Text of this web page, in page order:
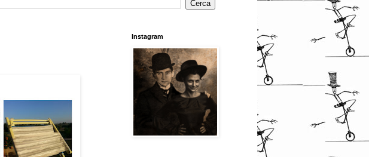
Instagram